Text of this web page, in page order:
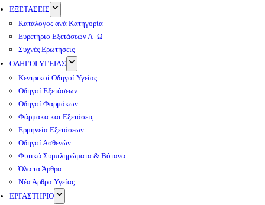
ΕΞΕΤΑΣΕΙΣ
Κατάλογος ανά Κατηγορία
Ευρετήριο Εξετάσεων Α–Ω
Συχνές Ερωτήσεις
ΟΔΗΓΟΙ ΥΓΕΙΑΣ
Κεντρικοί Οδηγοί Υγείας
Οδηγοί Εξετάσεων
Οδηγοί Φαρμάκων
Φάρμακα και Εξετάσεις
Ερμηνεία Εξετάσεων
Οδηγοί Ασθενών
Φυτικά Συμπληρώματα & Βότανα
Όλα τα Άρθρα
Νέα Άρθρα Υγείας
ΕΡΓΑΣΤΗΡΙΟ